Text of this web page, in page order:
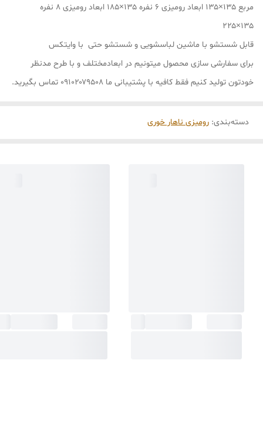
مربع ۱۳۵×۱۳۵ ابعاد رومیزی ۶ نفره ۱۳۵×۱۸۵ ابعاد رومیزی ۸ نفره
۱۳۵×۲۲۵
قابل شستشو با ماشین لباسشویی و شستشو حتی با وایتکس
برای سفارشی سازی محصول میتونیم در ابعادمختلف و با طرح مدنظر
خودتون تولید کنیم فقط کافیه با پشتیبانی ما ۰۹۱۰۲۰۷۹۵۰۸ تماس بگیرید.
دسته‌بندی: رومیزی ناهار خوری